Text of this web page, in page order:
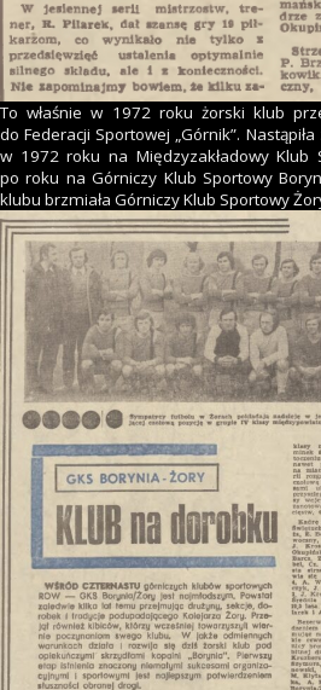
To właśnie w 1972 roku żorski klub
do Federacji Sportowej „Górnik”.
w 1972 roku na Międzyzakładowy Klub
po roku na Górniczy Klub Sportowy
klubu brzmiała Górniczy Klub Sportowy